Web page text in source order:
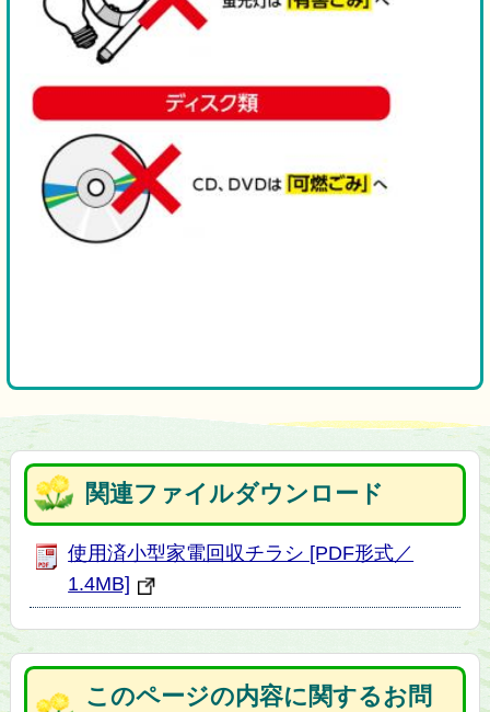
関連ファイルダウンロード
使用済小型家電回収チラシ [PDF形式／
1.4MB]
このページの内容に関するお問